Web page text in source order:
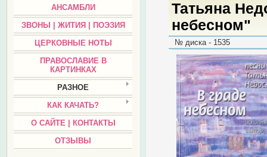
АНСАМБЛИ
ЗВОНЫ | ЖИТИЯ | ПОЭЗИЯ
ЦЕРКОВНЫЕ НОТЫ
ПРАВОСЛАВИЕ В
КАРТИНКАХ
РАЗНОЕ
КАК КАЧАТЬ?
О САЙТЕ | КОНТАКТЫ
ОТЗЫВЫ
Татьяна
небесном"
№ диска - 1535